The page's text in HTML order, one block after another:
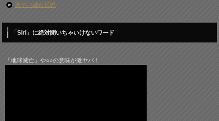
激ヤバ都市伝説
「Siri」に絶対聞いちゃいけないワード
「地球滅亡」や○○の意味が激ヤバ！